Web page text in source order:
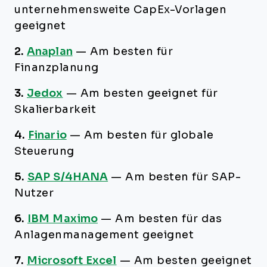
unternehmensweite CapEx-Vorlagen
geeignet
2. Anaplan — Am besten für
Finanzplanung
3. Jedox — Am besten geeignet für
Skalierbarkeit
4. Finario — Am besten für globale
Steuerung
5. SAP S/4HANA —Am besten für SAP-
Nutzer
6. IBM Maximo — Am besten für das
Anlagenmanagement geeignet
7. Microsoft Excel — Am besten geeignet